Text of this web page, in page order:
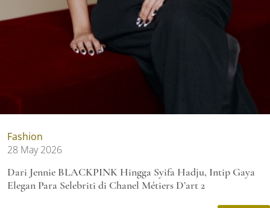
Fashion
28 May 2026
Dari Jennie BLACKPINK Hingga Syifa Hadju, Intip Gaya
Elegan Para Selebriti di Chanel Métiers D’art 2